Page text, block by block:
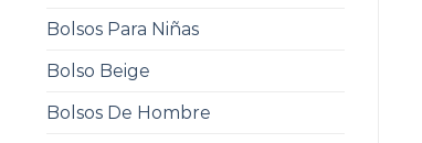
Bolsos Para Niñas
Bolso Beige
Bolsos De Hombre